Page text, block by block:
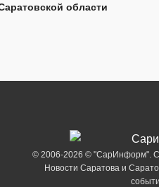
области
© 2006-2026 © "СарИнформ".
Новости Саратова и